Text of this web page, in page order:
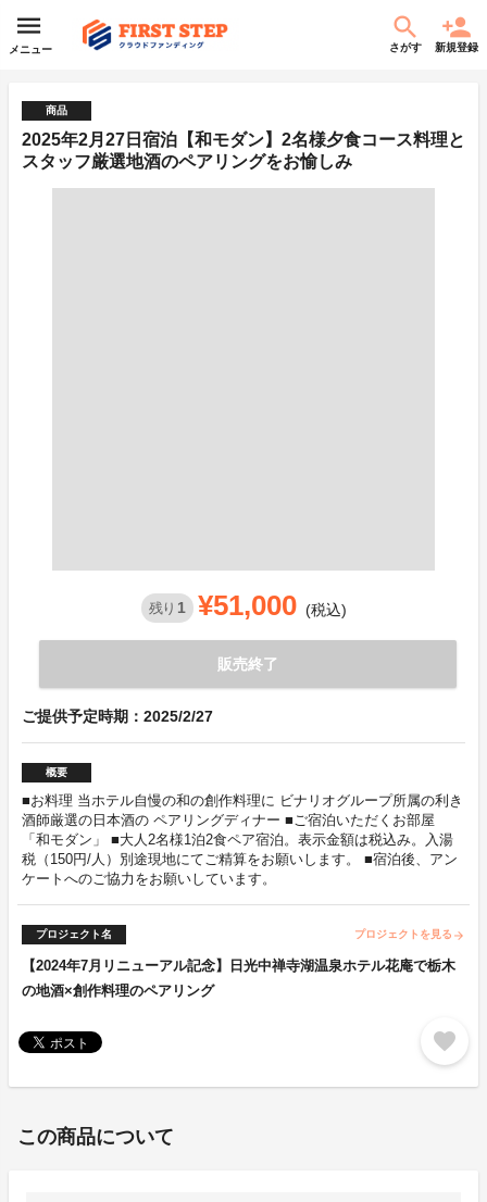
メニュー さがす 新規登録
商品
2025年2月27日宿泊【和モダン】2名様夕食コース料理と
スタッフ厳選地酒のペアリングをお愉しみ
残り 1 ¥51,000 (税込)
販売終了
ご提供予定時期：2025/2/27
概要
■お料理 当ホテル自慢の和の創作料理に ビナリオグループ所属の利き
酒師厳選の日本酒の ペアリングディナー ■ご宿泊いただくお部屋
「和モダン」 ■大人2名様1泊2食ペア宿泊。表示金額は税込み。入湯
税（150円/人）別途現地にてご精算をお願いします。 ■宿泊後、アン
ケートへのご協力をお願いしています。
プロジェクト名 プロジェクトを見る arrow_forward
【2024年7月リニューアル記念】日光中禅寺湖温泉ホテル花庵で栃木
の地酒×創作料理のペアリング
favorite
この商品について